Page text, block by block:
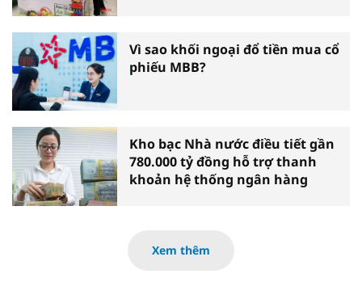
Vì sao khối ngoại đổ tiền mua cổ
phiếu MBB?
Kho bạc Nhà nước điều tiết gần
780.000 tỷ đồng hỗ trợ thanh
khoản hệ thống ngân hàng
Xem thêm